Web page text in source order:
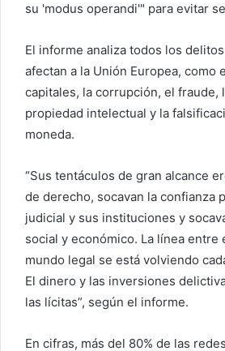
su 'modus operandi'" para evitar
El informe analiza todos los
afectan a la Unión Europea, como
capitales, la corrupción, el fraude,
propiedad intelectual y la
moneda.
“Sus tentáculos de gran alcance
de derecho, socavan la confianza
judicial y sus instituciones y
social y económico. La línea entre
mundo legal se está volviendo
El dinero y las inversiones
las lícitas”, según el informe.
En cifras, más del 80% de las